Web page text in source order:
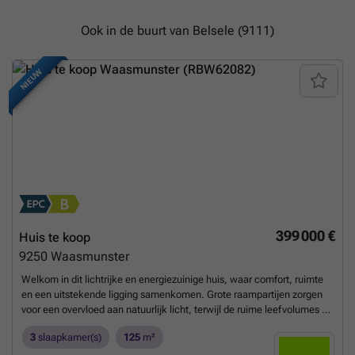
Ook in de buurt van Belsele (9111)
NIEUW
399 000 €
Huis te koop
9250 Waasmunster
Welkom in dit lichtrijke en energiezuinige huis, waar comfort, ruimte
en een uitstekende ligging samenkomen. Grote raampartijen zorgen
voor een overvloed aan natuurlijk licht, terwijl de ruime leefvolumes en
Hollandsemolen in Waasmunster vind je deze volledig gerenoveerde
3 slaapkamer(s) 125 m²